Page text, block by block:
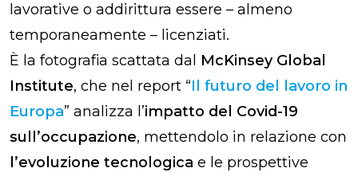
lavorative o addirittura essere – almeno
temporaneamente – licenziati.
È la fotografia scattata dal McKinsey Global
Institute, che nel report “Il futuro del lavoro in
Europa” analizza l’impatto del Covid-19
sull’occupazione, mettendolo in relazione con
l’evoluzione tecnologica e le prospettive